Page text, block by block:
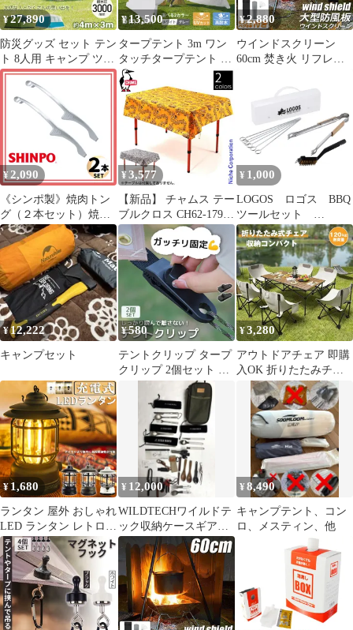
ビーチチェア
¥27,890
防災グッズ セット テン
ト 8人用 キャンプ ツー
ルームテント 2ルーム
テント てんと キャンプ
用品 着替用テント シェ
ルターテント 大型 着替
えテント 前室 公園
¥13,500
タープテント 3m ワン
タッチタープテント サ
イドシート 4枚付き 6人
用 簡単大型 日よけ 日
除け UVカット 防水 ア
ウトドア レジャー キャ
ンプ バーベキュー イベ
ント用 運動会 花見 キ
ャンプ用品
¥2,880
ウインドスクリーン
60cm 焚き火 リフレク
風板 亜鉛メッキ鋼板 大
型 風防 キャンプ 風よ
け 収納ケース付き バー
ベキュー キャンプ用品
¥ 2,090
《シンポ製》焼肉トン
グ（２本セット）焼肉
BBQ キャンプ用品 日本
製
¥ 3,577
【新品】 チャムス テー
ブルクロス CH62-1797
クッカー グリル テーブ
ルウェア アウトドア 撥
水加工 キャンプ用品
¥ 1,000
LOGOS ロゴス BBQ
ツールセット
81331001 キャンプ用
品
¥12,222
キャンプセット
¥580
テントクリップ タープ
クリップ 2個セット キ
ャンプ用品 アウトドア
テント タープ 強力 固
定 ホルダー シートクリ
ップ ロープ カラビナ
フック 車 カー 連結 ブ
ラック 黒 止める スク
リュー固定式 調節可能
¥3,280
アウトドアチェア 即購
入OK 折りたたみチェ
ア キャンプ チェア 軽
量 折りたたみ椅子 コン
パクトチェア キャンプ
用品 アウトドア用品 折
り畳み椅子 コンパクト
耐荷重120kg 組み立て
不要 持ち運び便利 防災
グッズ 車載OK
shangyu01
¥1,680
ランタン 屋外 おしゃれ
LED ランタン レトロ
無段階調光 USB充電式
小型 暖色 アウトドア
キャンプ用品 夜釣り 応
急 防災 停電用 非常用
リチウム電池内蔵 キャ
ンプ用品
¥ 12,000
WILDTECHワイルドテ
ック収納ケースギアセ
ット ソロキャンプ
用 付属品多数！
¥8,490
キャンプテント、コン
ロ、メスティン、他